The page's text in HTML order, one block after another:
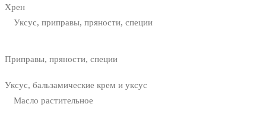
Хрен
Уксус, приправы, пряности, специи
Приправы, пряности, специи
Уксус, бальзамические крем и уксус
Масло растительное